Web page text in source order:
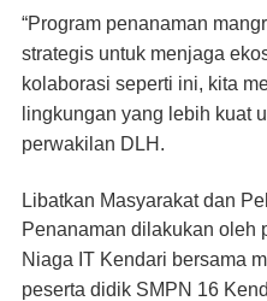
“Program penanaman
strategis untuk menjaga
kolaborasi seperti ini, kita
lingkungan yang lebih kuat
perwakilan DLH.
Libatkan Masyarakat dan
Penanaman dilakukan oleh
Niaga IT Kendari bersama
peserta didik SMPN 16